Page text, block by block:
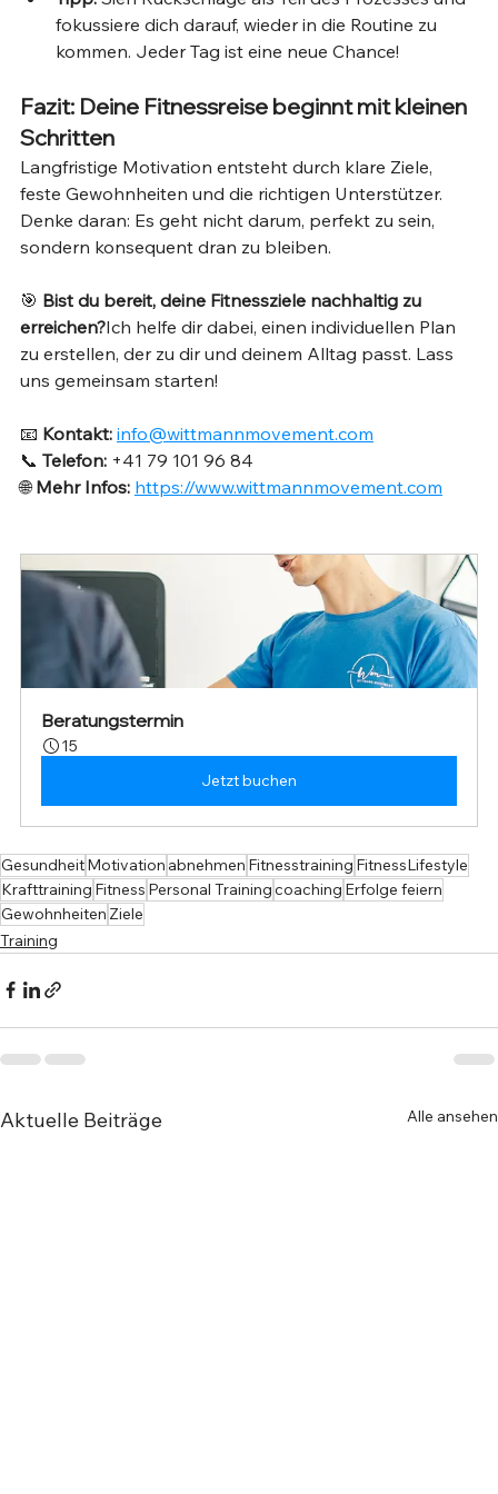
fokussiere dich darauf, wieder in die Routine zu
kommen. Jeder Tag ist eine neue Chance!
Fazit: Deine Fitnessreise beginnt mit kleinen
Schritten
Langfristige Motivation entsteht durch klare Ziele,
feste Gewohnheiten und die richtigen Unterstützer.
Denke daran: Es geht nicht darum, perfekt zu sein,
sondern konsequent dran zu bleiben.
🎯 Bist du bereit, deine Fitnessziele nachhaltig zu
erreichen?Ich helfe dir dabei, einen individuellen Plan
zu erstellen, der zu dir und deinem Alltag passt. Lass
uns gemeinsam starten!
📧 Kontakt: info@wittmannmovement.com
📞 Telefon: +41 79 101 96 84
🌐 Mehr Infos: https://www.wittmannmovement.com
Beratungstermin
15
Jetzt buchen
GesundheitMotivation abnehmen Fitnesstraining FitnessLifestyle
Krafttraining Fitness Personal Trainingcoaching Erfolge feiern
Gewohnheiten Ziele
Training
Aktuelle Beiträge Alle ansehen